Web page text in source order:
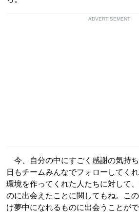
ADVERTISEMENT
今、自分の中にすごく感謝の気持
日もチームみんなでフォローしてく
環境を作ってくれた人たちに対して
のに出会えたことに関してもね。こ
け夢中になれるものに出会うことが